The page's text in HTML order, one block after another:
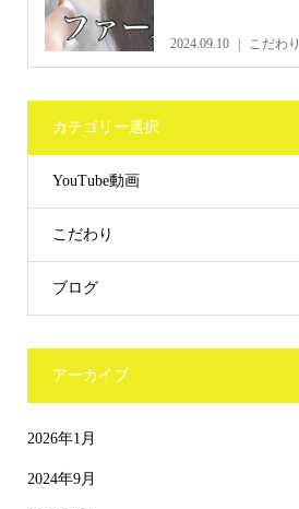
2024.09.10 こだわり
カテゴリー選択
YouTube動画
こだわり
ブログ
アーカイブ
2026年1月
2024年9月